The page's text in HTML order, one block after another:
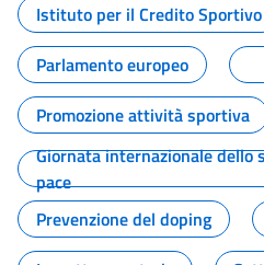
Istituto per il Credito Sportivo
Parlamento europeo
Promozione attività sportiva
Giornata internazionale dello
pace
Prevenzione del doping